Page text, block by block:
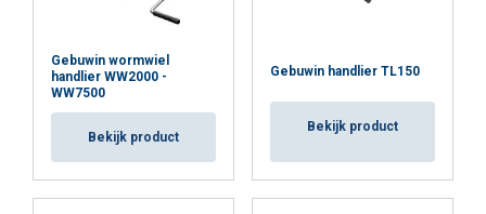
Gebuwin wormwiel
handlier WW2000 -
WW7500
Bekijk product
Gebuwin handlier TL150
Bekijk product